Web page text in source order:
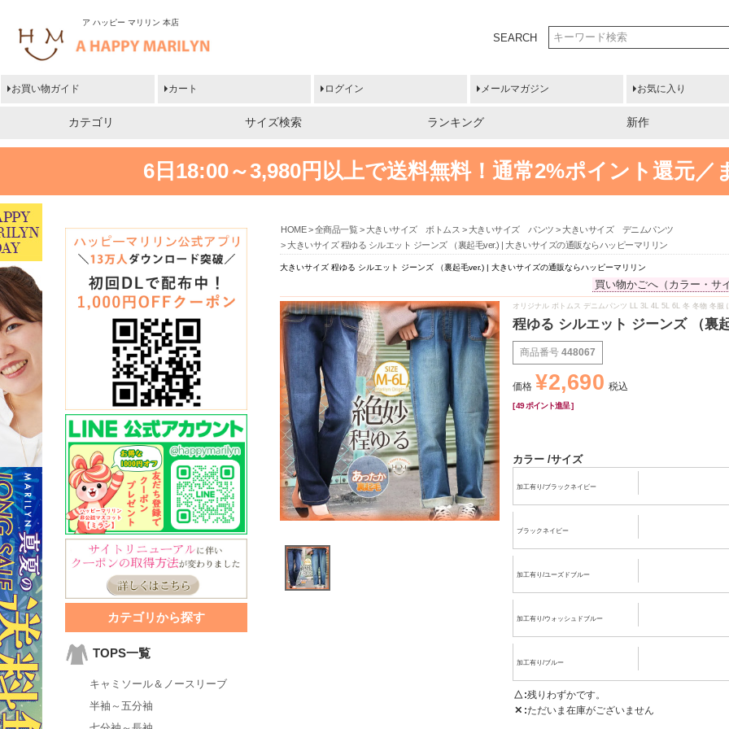
ア ハッピー マリリン 本店
SEARCH
お買い物ガイド カート ログイン メールマガジン お気に入り
カテゴリ サイズ検索 ランキング 新作
6日18:00～3,980円以上で送料無料！ 通常2%ポイント還元／
カテゴリから探す
TOPS一覧
キャミソール＆ノースリーブ
半袖～五分袖
HOME 全商品一覧 大きいサイズ ボトムス 大きいサイズ パンツ
大きいサイズ デニムパンツ
大きいサイズ 程ゆる シルエット ジーンズ （裏起毛ver.) | 大きいサイズの通販ならハッピーマリリン
大きいサイズ 程ゆる シルエット ジーンズ （裏起毛ver.) | 大きいサイズの通販ならハッピーマリリン
買い物かごへ（カラー・サ
オリジナル ボトムス デニムパンツ LL 3L 4L 5L 6L 冬 冬物 冬服
程ゆる シルエット ジーンズ （裏
商品番号 448067
価格 ¥2,690 税込
[49 ポイント進呈 ]
カラー サイズ
加工有り/ブラックネイビー
ブラックネイビー
加工有り/ユーズドブルー
加工有り/ウォッシュドブルー
加工有り/ブルー
△ 残りわずかです。
✕ ただいま在庫がございません